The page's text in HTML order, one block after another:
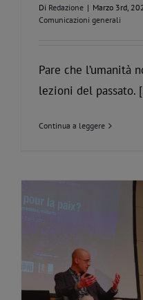
Di Redazione | Marzo 3rd,
Comunicazioni generali
Pare che l’umanità
lezioni del passato.
Continua a leggere